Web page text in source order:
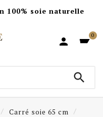
100% soie naturelle

0

Carré soie 65 cm